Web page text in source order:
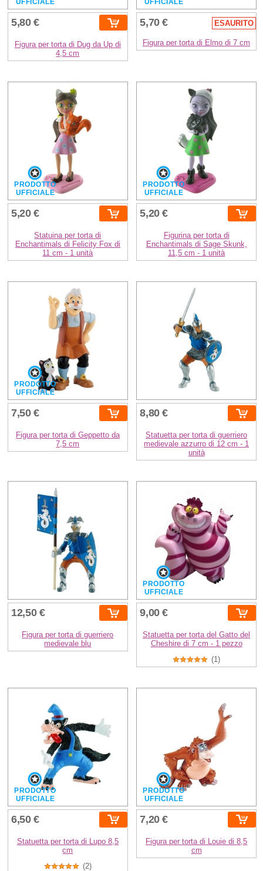
UFFICIALE
5,80 €
Figura per torta di Dug da Up di
4,5 cm
UFFICIALE
5,70 € ESAURITO
Figura per torta di Elmo di 7 cm
PRODOTTO
UFFICIALE
5,20 €
Statuina per torta di
Enchantimals di Felicity Fox di
11 cm - 1 unità
PRODOTTO
UFFICIALE
5,20 €
Figurina per torta di
Enchantimals di Sage Skunk,
11,5 cm - 1 unità
PRODOTTO
UFFICIALE
7,50 €
Figura per torta di Geppetto da
7,5 cm
8,80 €
Statuetta per torta di guerriero
medievale azzurro di 12 cm - 1
unità
12,50 €
Figura per torta di guerriero
medievale blu
PRODOTTO
UFFICIALE
9,00 €
Statuetta per torta del Gatto del
Cheshire di 7 cm - 1 pezzo
(1)
PRODOTTO
UFFICIALE
6,50 €
Statuetta per torta di Lupo 8,5
cm
(2)
PRODOTTO
UFFICIALE
7,20 €
Figura per torta di Louie di 8,5
cm